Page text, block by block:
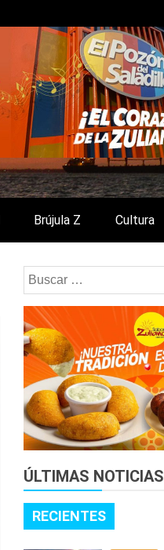
Brújula Z Cultura
Buscar:
ÚLTIMAS NOTICIAS
RECIENTES